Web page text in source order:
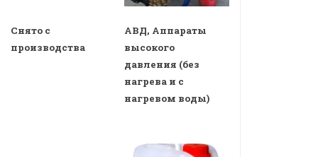
Снято с
производства
АВД, Аппараты
высокого
давления (без
нагрева и с
нагревом воды)